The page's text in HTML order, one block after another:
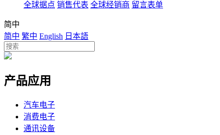
全球据点 销售代表 全球经销商 留言表单
简中
简中 繁中 English 日本語
产品应用
汽车电子
消费电子
通讯设备